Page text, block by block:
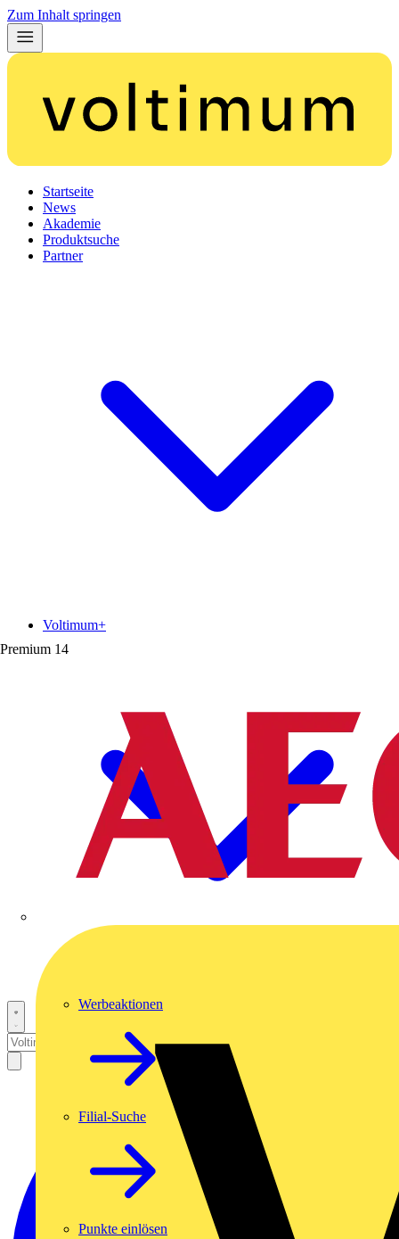
Zum Inhalt springen
Startseite
News
Akademie
Produktsuche
Partner
Premium 14
Voltimum+
Werbeaktionen
Filial-Suche
Punkte einlösen